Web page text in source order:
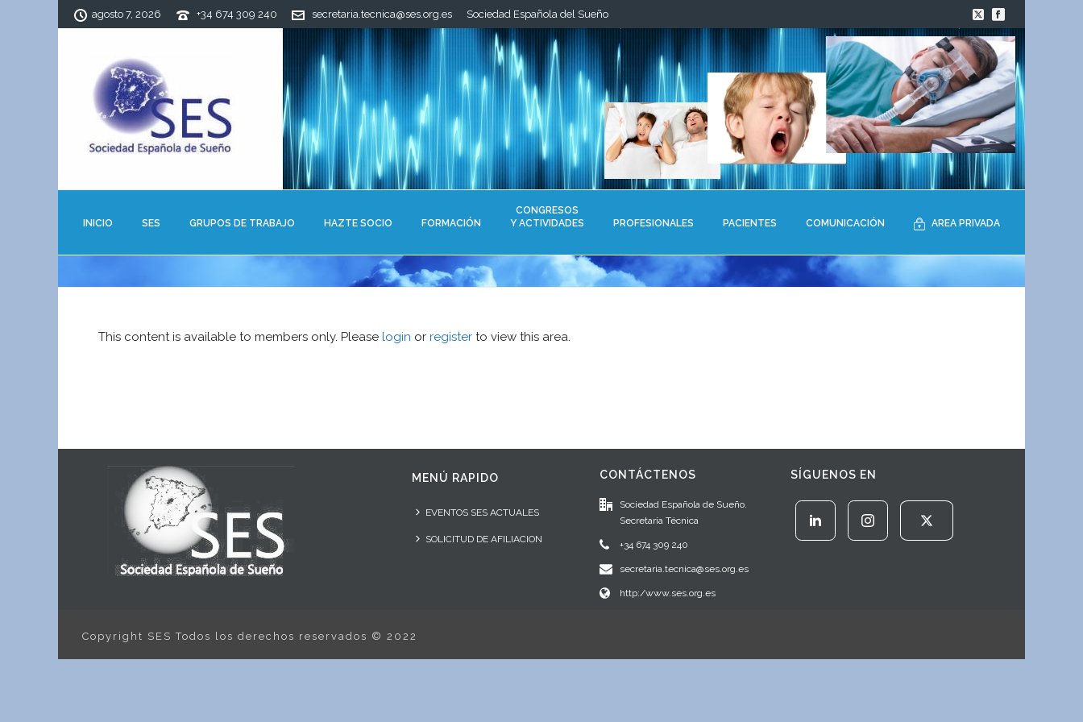
agosto 7, 2026 +34 674 309 240 secretaria.tecnica@ses.org.es Sociedad Española del Sueño
INICIO SES GRUPOS DE TRABAJO HAZTE SOCIO FORMACIÓN
CONGRESOS
Y ACTIVIDADES
PROFESIONALES PACIENTES COMUNICACIÓN AREA PRIVADA
This content is available to members only. Please login or register to view this area.
MENÚ RAPIDO
EVENTOS SES ACTUALES
SOLICITUD DE AFILIACION
CONTÁCTENOS
Sociedad Española de Sueño.
Secretaría Técnica
+34 674 309 240
secretaria.tecnica@ses.org.es
http:/www.ses.org.es
SÍGUENOS EN
Copyright SES Todos los derechos reservados © 2022